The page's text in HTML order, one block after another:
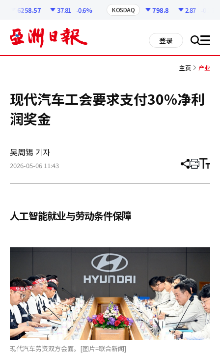
6258.57 37.81 -0.6% KOSDAQ 798.8 2.87 -0.36%
登录 搜 all
主页 产业
现代汽车工会要求支付30%净利
润奖金
吴周锡 기자
2026-05-06 11:43 分
章
打 调
小
人工智能就业与劳动条件保障
现代汽车劳资双方会面。[图片=联合新闻]